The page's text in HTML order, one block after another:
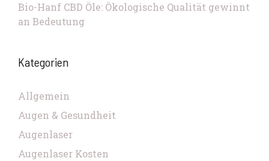
Bio-Hanf CBD Öle: Ökologische Qualität gewinnt
an Bedeutung
Kategorien
Allgemein
Augen & Gesundheit
Augenlaser
Augenlaser Kosten